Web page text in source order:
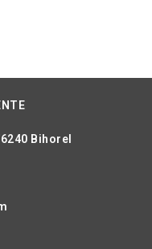
Bihorel